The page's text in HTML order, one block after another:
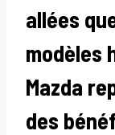
allées
modèles
Mazda
des